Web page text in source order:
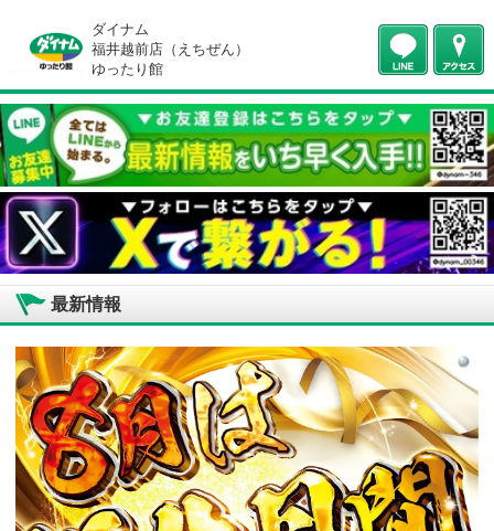
ダイナム
福井越前店（えちぜん）
ゆったり館
最新情報